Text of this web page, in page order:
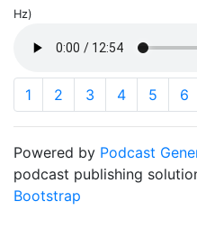
Hz)
1 2 3 4 5 6
Powered by Podcast
podcast publishing
Bootstrap